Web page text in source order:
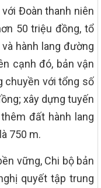
Đoàn thanh niên
50 triệu đồng, tổ
hành lang đường
cạnh đó, bản vận
chuyền với tổng số
xây dựng tuyến
đất hành lang
750 m.
vững, Chi bộ bản
quyết tập trung